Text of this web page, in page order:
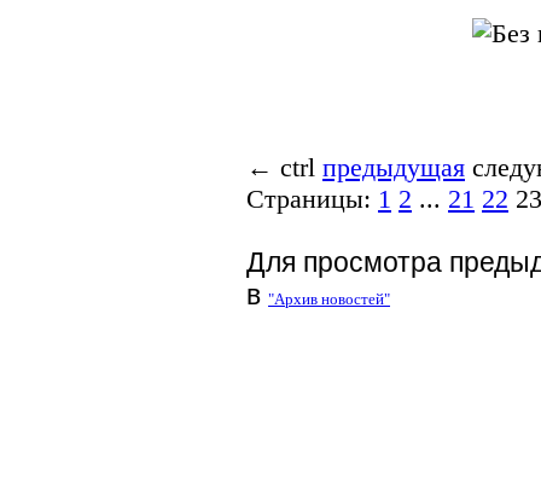
← ctrl предыдущая
Страницы: 1 2 ... 21 22 23
Для просмотра
в "Архив новостей"